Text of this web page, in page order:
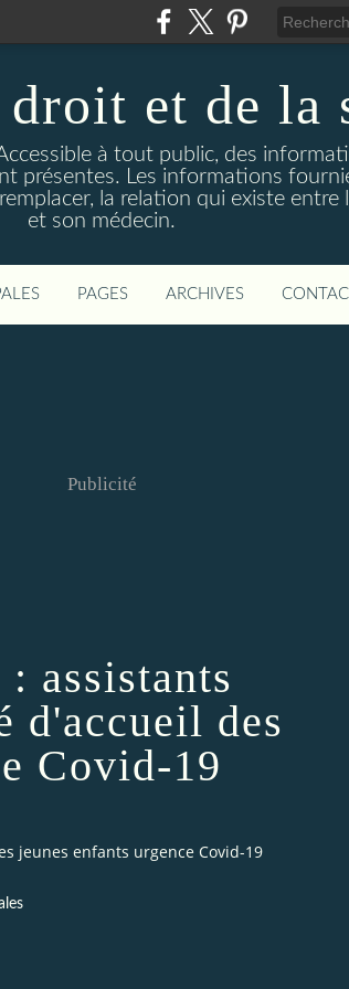
et de la
à tout public, des
présentes. Les informations
la relation qui existe
et son médecin.
PAGES ARCHIVES
Publicité
assistants
d'accueil des
Covid-19
jeunes enfants urgence Covid-19